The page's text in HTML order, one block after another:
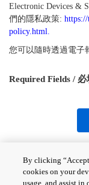
Electronic Devices &
們的隱私政策:
policy.html.
您可以隨時透過電子
Required Fields / 必
在收到您的註冊後,
By clicking
cookies on your
usage, and assist in